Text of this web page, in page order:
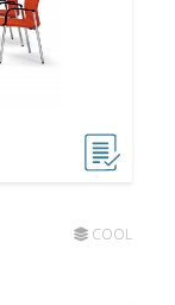
COOL